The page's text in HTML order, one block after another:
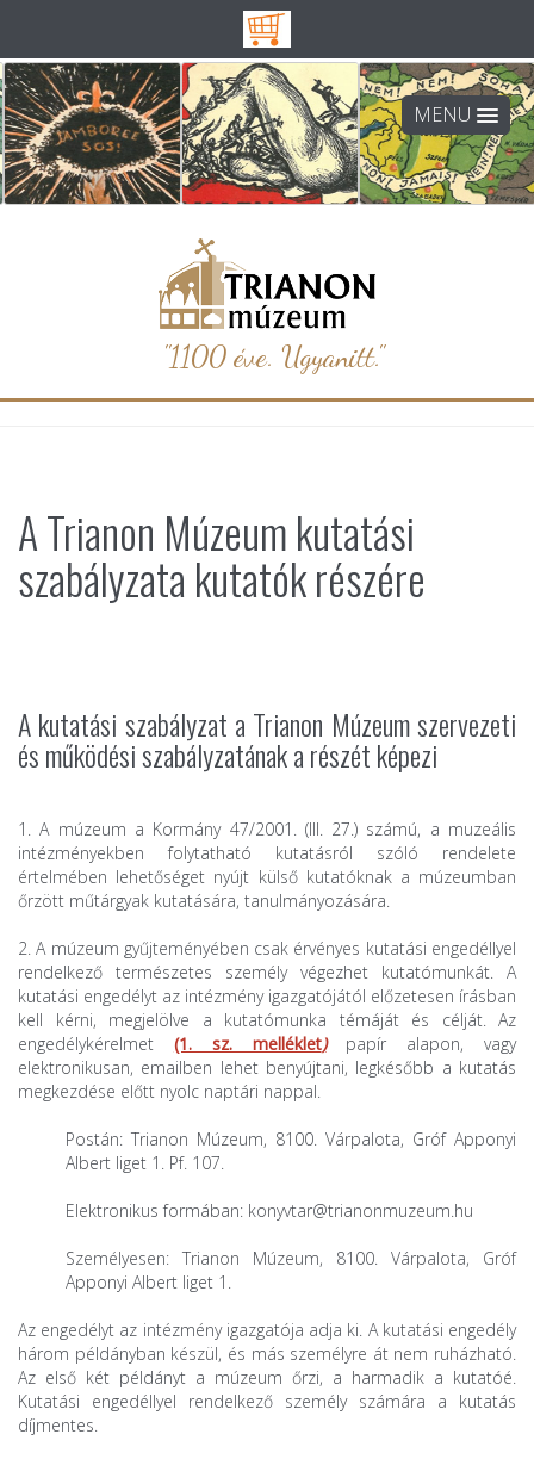
MENU
"1100 éve. Ugyanitt."
A Trianon Múzeum kutatási
szabályzata kutatók részére
A kutatási szabályzat a Trianon Múzeum szervezeti
és működési szabályzatának a részét képezi
1. A múzeum a Kormány 47/2001. (III. 27.) számú, a muzeális
intézményekben folytatható kutatásról szóló rendelete
értelmében lehetőséget nyújt külső kutatóknak a múzeumban
őrzött műtárgyak kutatására, tanulmányozására.
2. A múzeum gyűjteményében csak érvényes kutatási engedéllyel
rendelkező természetes személy végezhet kutatómunkát. A
kutatási engedélyt az intézmény igazgatójától előzetesen írásban
kell kérni, megjelölve a kutatómunka témáját és célját. Az
engedélykérelmet (1. sz. melléklet)papír alapon, vagy
elektronikusan, emailben lehet benyújtani, legkésőbb a kutatás
megkezdése előtt nyolc naptári nappal.
Postán: Trianon Múzeum, 8100. Várpalota, Gróf Apponyi
Albert liget 1. Pf. 107.
Elektronikus formában: konyvtar@trianonmuzeum.hu
Személyesen: Trianon Múzeum, 8100. Várpalota, Gróf
Apponyi Albert liget 1.
Az engedélyt az intézmény igazgatója adja ki. A kutatási engedély
három példányban készül, és más személyre át nem ruházható.
Az első két példányt a múzeum őrzi, a harmadik a kutatóé.
Kutatási engedéllyel rendelkező személy számára a kutatás
díjmentes.